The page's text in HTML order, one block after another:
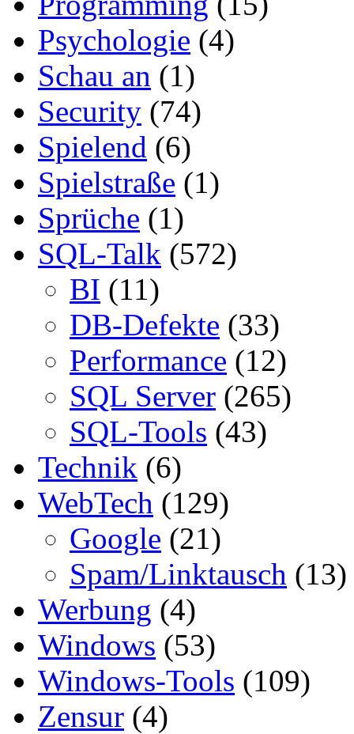
Psychologie (4)
Schau an (1)
Security (74)
Spielend (6)
Spielstraße (1)
Sprüche (1)
SQL-Talk (572)
BI (11)
DB-Defekte (33)
Performance (12)
SQL Server (265)
SQL-Tools (43)
Technik (6)
WebTech (129)
Google (21)
Spam/Linktausch (13)
Werbung (4)
Windows (53)
Windows-Tools (109)
Zensur (4)